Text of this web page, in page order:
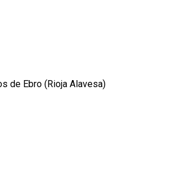
de Ebro (Rioja Alavesa)